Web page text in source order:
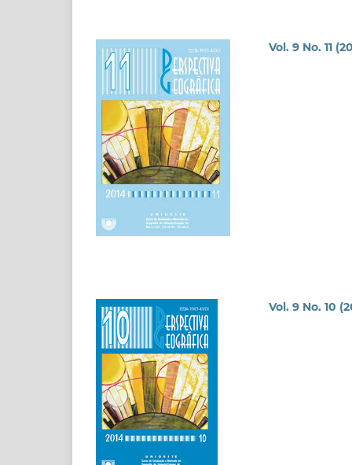
Vol. 9 No. 11
Vol. 9 No. 10